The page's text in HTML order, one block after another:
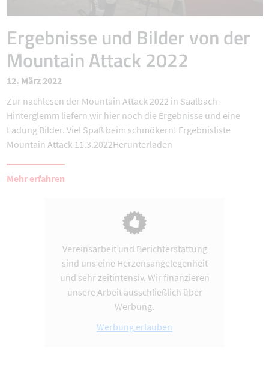
Ergebnisse und Bilder von der
Mountain Attack 2022
12. März 2022
Zur nachlesen der Mountain Attack 2022 in Saalbach-
Hinterglemm liefern wir hier noch die Ergebnisse und eine
Ladung Bilder. Viel Spaß beim schmökern! Ergebnisliste
Mountain Attack 11.3.2022Herunterladen
Mehr erfahren
Vereinsarbeit und Berichterstattung
sind uns eine Herzensangelegenheit
und sehr zeitintensiv. Wir finanzieren
unsere Arbeit ausschließlich über
Werbung.
Werbung erlauben